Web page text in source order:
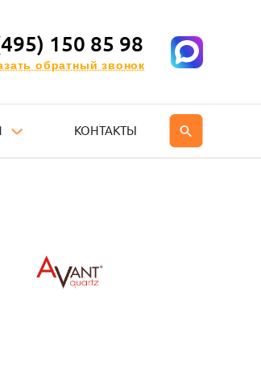
150 85 98
обратный звонок
КОНТАКТЫ